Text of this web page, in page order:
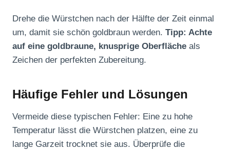
Drehe die Würstchen nach der Hälfte der Zeit einmal
um, damit sie schön goldbraun werden. Tipp: Achte
auf eine goldbraune, knusprige Oberfläche als
Zeichen der perfekten Zubereitung.
Häufige Fehler und Lösungen
Vermeide diese typischen Fehler: Eine zu hohe
Temperatur lässt die Würstchen platzen, eine zu
lange Garzeit trocknet sie aus. Überprüfe die